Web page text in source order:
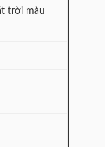
trời màu